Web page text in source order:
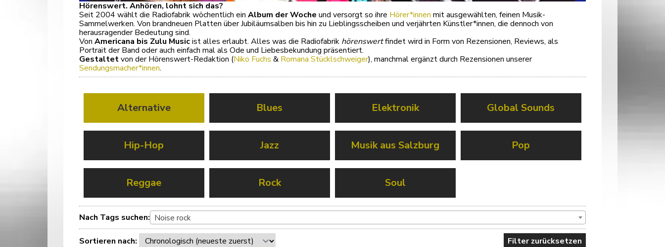
Hörenswert. Anhören, lohnt sich das?
Seit 2004 wählt die Radiofabrik wöchentlich ein Album der Woche und versorgt so ihre Hörer*innen mit ausgewählten, feinen Musik-
Sammelwerken. Von brandneuen Platten über Jubiläumsalben bis hin zu Lieblingsscheiben und verjährten Künstler*innen, die dennoch von
herausragender Bedeutung sind.
Von Americana bis Zulu Musicist alles erlaubt. Alles was die Radiofabrik hörenswertfindet wird in Form von Rezensionen, Reviews, als
Portrait der Band oder auch einfach mal als Ode und Liebesbekundung präsentiert.
Gestaltetvon der Hörenswert-Redaktion (Niko Fuchs & Romana Stücklschweiger), manchmal ergänzt durch Rezensionen unserer
Sendungsmacher*innen.
Alternative Blues Elektronik Global Sounds
Hip-Hop Jazz Musik aus Salzburg Pop
Reggae Rock Soul
Nach Tags suchen: Noise rock
Sortieren nach: Filter zurücksetzen